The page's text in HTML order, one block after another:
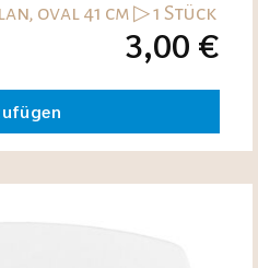
oval 41 cm ▷ 1 Stück
3,00 €